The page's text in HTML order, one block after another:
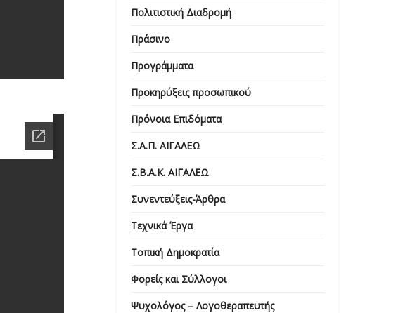
Πολιτιστική Διαδρομή
Πράσινο
Προγράμματα
Προκηρύξεις προσωπικού
Πρόνοια Επιδόματα
Σ.Α.Π. ΑΙΓΑΛΕΩ
Σ.Β.Α.Κ. ΑΙΓΑΛΕΩ
Συνεντεύξεις-Άρθρα
Τεχνικά Έργα
Τοπική Δημοκρατία
Φορείς και Σύλλογοι
Ψυχολόγος – Λογοθεραπευτής